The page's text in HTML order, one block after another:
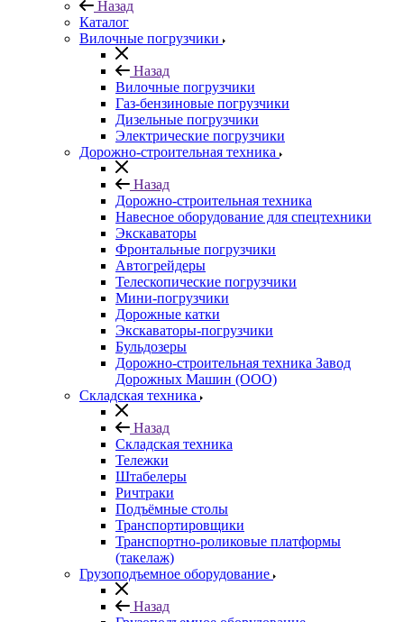
Назад
Каталог
Вилочные погрузчики
Назад
Вилочные погрузчики
Газ-бензиновые погрузчики
Дизельные погрузчики
Электрические погрузчики
Дорожно-строительная техника
Назад
Дорожно-строительная техника
Навесное оборудование для спецтехники
Экскаваторы
Фронтальные погрузчики
Автогрейдеры
Телескопические погрузчики
Мини-погрузчики
Дорожные катки
Экскаваторы-погрузчики
Бульдозеры
Дорожно-строительная техника Завод
Дорожных Машин (ООО)
Складская техника
Назад
Складская техника
Тележки
Штабелеры
Ричтраки
Подъёмные столы
Транспортировщики
Транспортно-роликовые платформы
(такелаж)
Грузоподъемное оборудование
Назад